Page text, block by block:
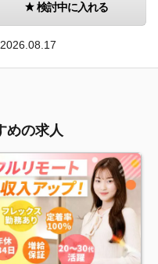
検討中に入れる
2026.08.17
めの求人